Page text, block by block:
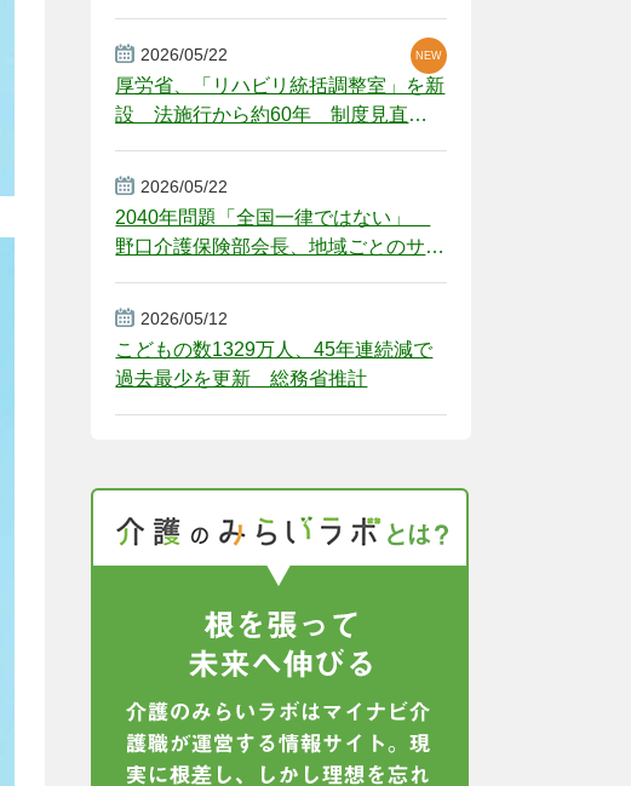
2026/05/22
厚労省、「リハビリ統括調整室」を新
設 法施行から約60年 制度見直し
NEW
2026/05/22
2040年問題「全国一律ではない」
野口介護保険部会長、地域ごとのサー
2026/05/12
こどもの数1329万人、45年連続減で
過去最少を更新 総務省推計